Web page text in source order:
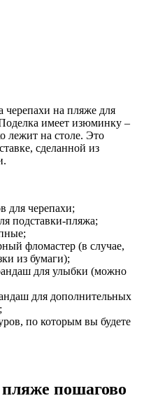
черепахи на пляже для
имеет изюминку –
лежит на столе. Это
сделанной из
для черепахи;
подставки-пляжа;
фломастер (в случае,
из бумаги);
для улыбки (можно
для дополнительных
по которым вы будете
пошагово